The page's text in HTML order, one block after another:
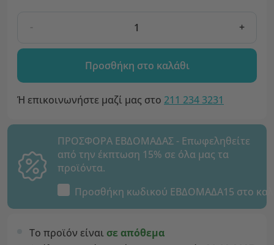
- +
Προσθήκη στο καλάθι
Ή επικοινωνήστε μαζί μας στο 211 234 3231
ΠΡΟΣΦΟΡΑ ΕΒΔΟΜΑΔΑΣ - Επωφεληθείτε
από την έκπτωση 15% σε όλα μας τα
προϊόντα.
Προσθήκη κωδικού ΕΒΔΟΜΑΔΑ15 στο
Το προϊόν είναι σε απόθεμα